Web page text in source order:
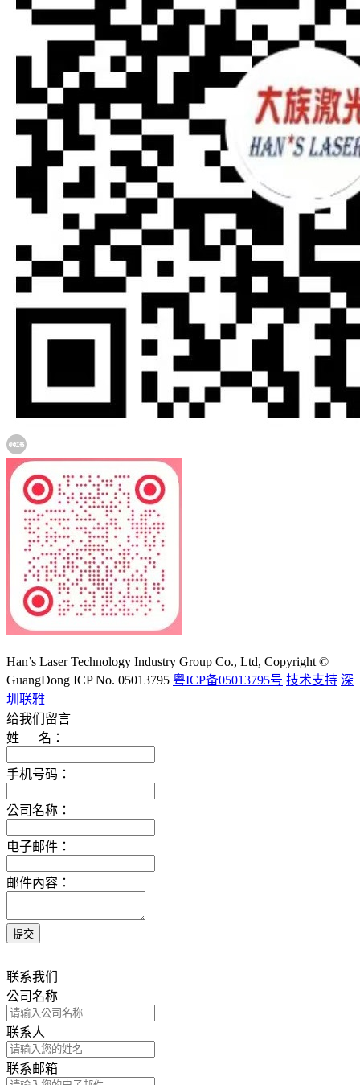
Han’s Laser Technology Industry Group Co., Ltd, Copyright ©
GuangDong ICP No. 05013795 粤ICP备05013795号 技术支持 深
圳联雅
给我们留言
姓 名：
手机号码：
公司名称：
电子邮件：
邮件內容：
联系我们
公司名称
联系人
联系邮箱